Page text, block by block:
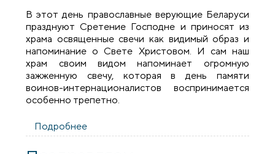
В этот день православные верующие Беларуси
празднуют Сретение Господне и приносят из
храма освященные свечи как видимый образ и
напоминание о Свете Христовом. И сам наш
храм своим видом напоминает огромную
зажженную свечу, которая в день памяти
воинов-интернационалистов воспринимается
особенно трепетно.
Подробнее
вывода советских войск из Афганистана